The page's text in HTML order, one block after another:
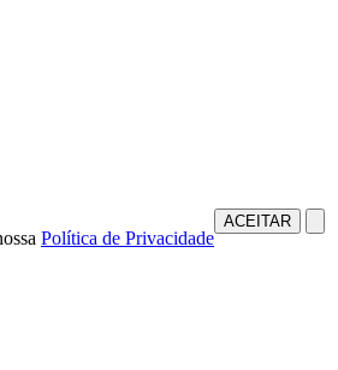
Política de Privacidade
ACEITAR